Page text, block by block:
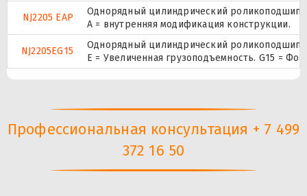
NJ2205 EAP
Однорядный цилиндрический
A = внутренняя модификация конструкции.
NJ2205EG15
Однорядный цилиндрический
E = Увеличенная грузоподъемность. G15 =
Профессиональная консультация + 7 499
372 16 50